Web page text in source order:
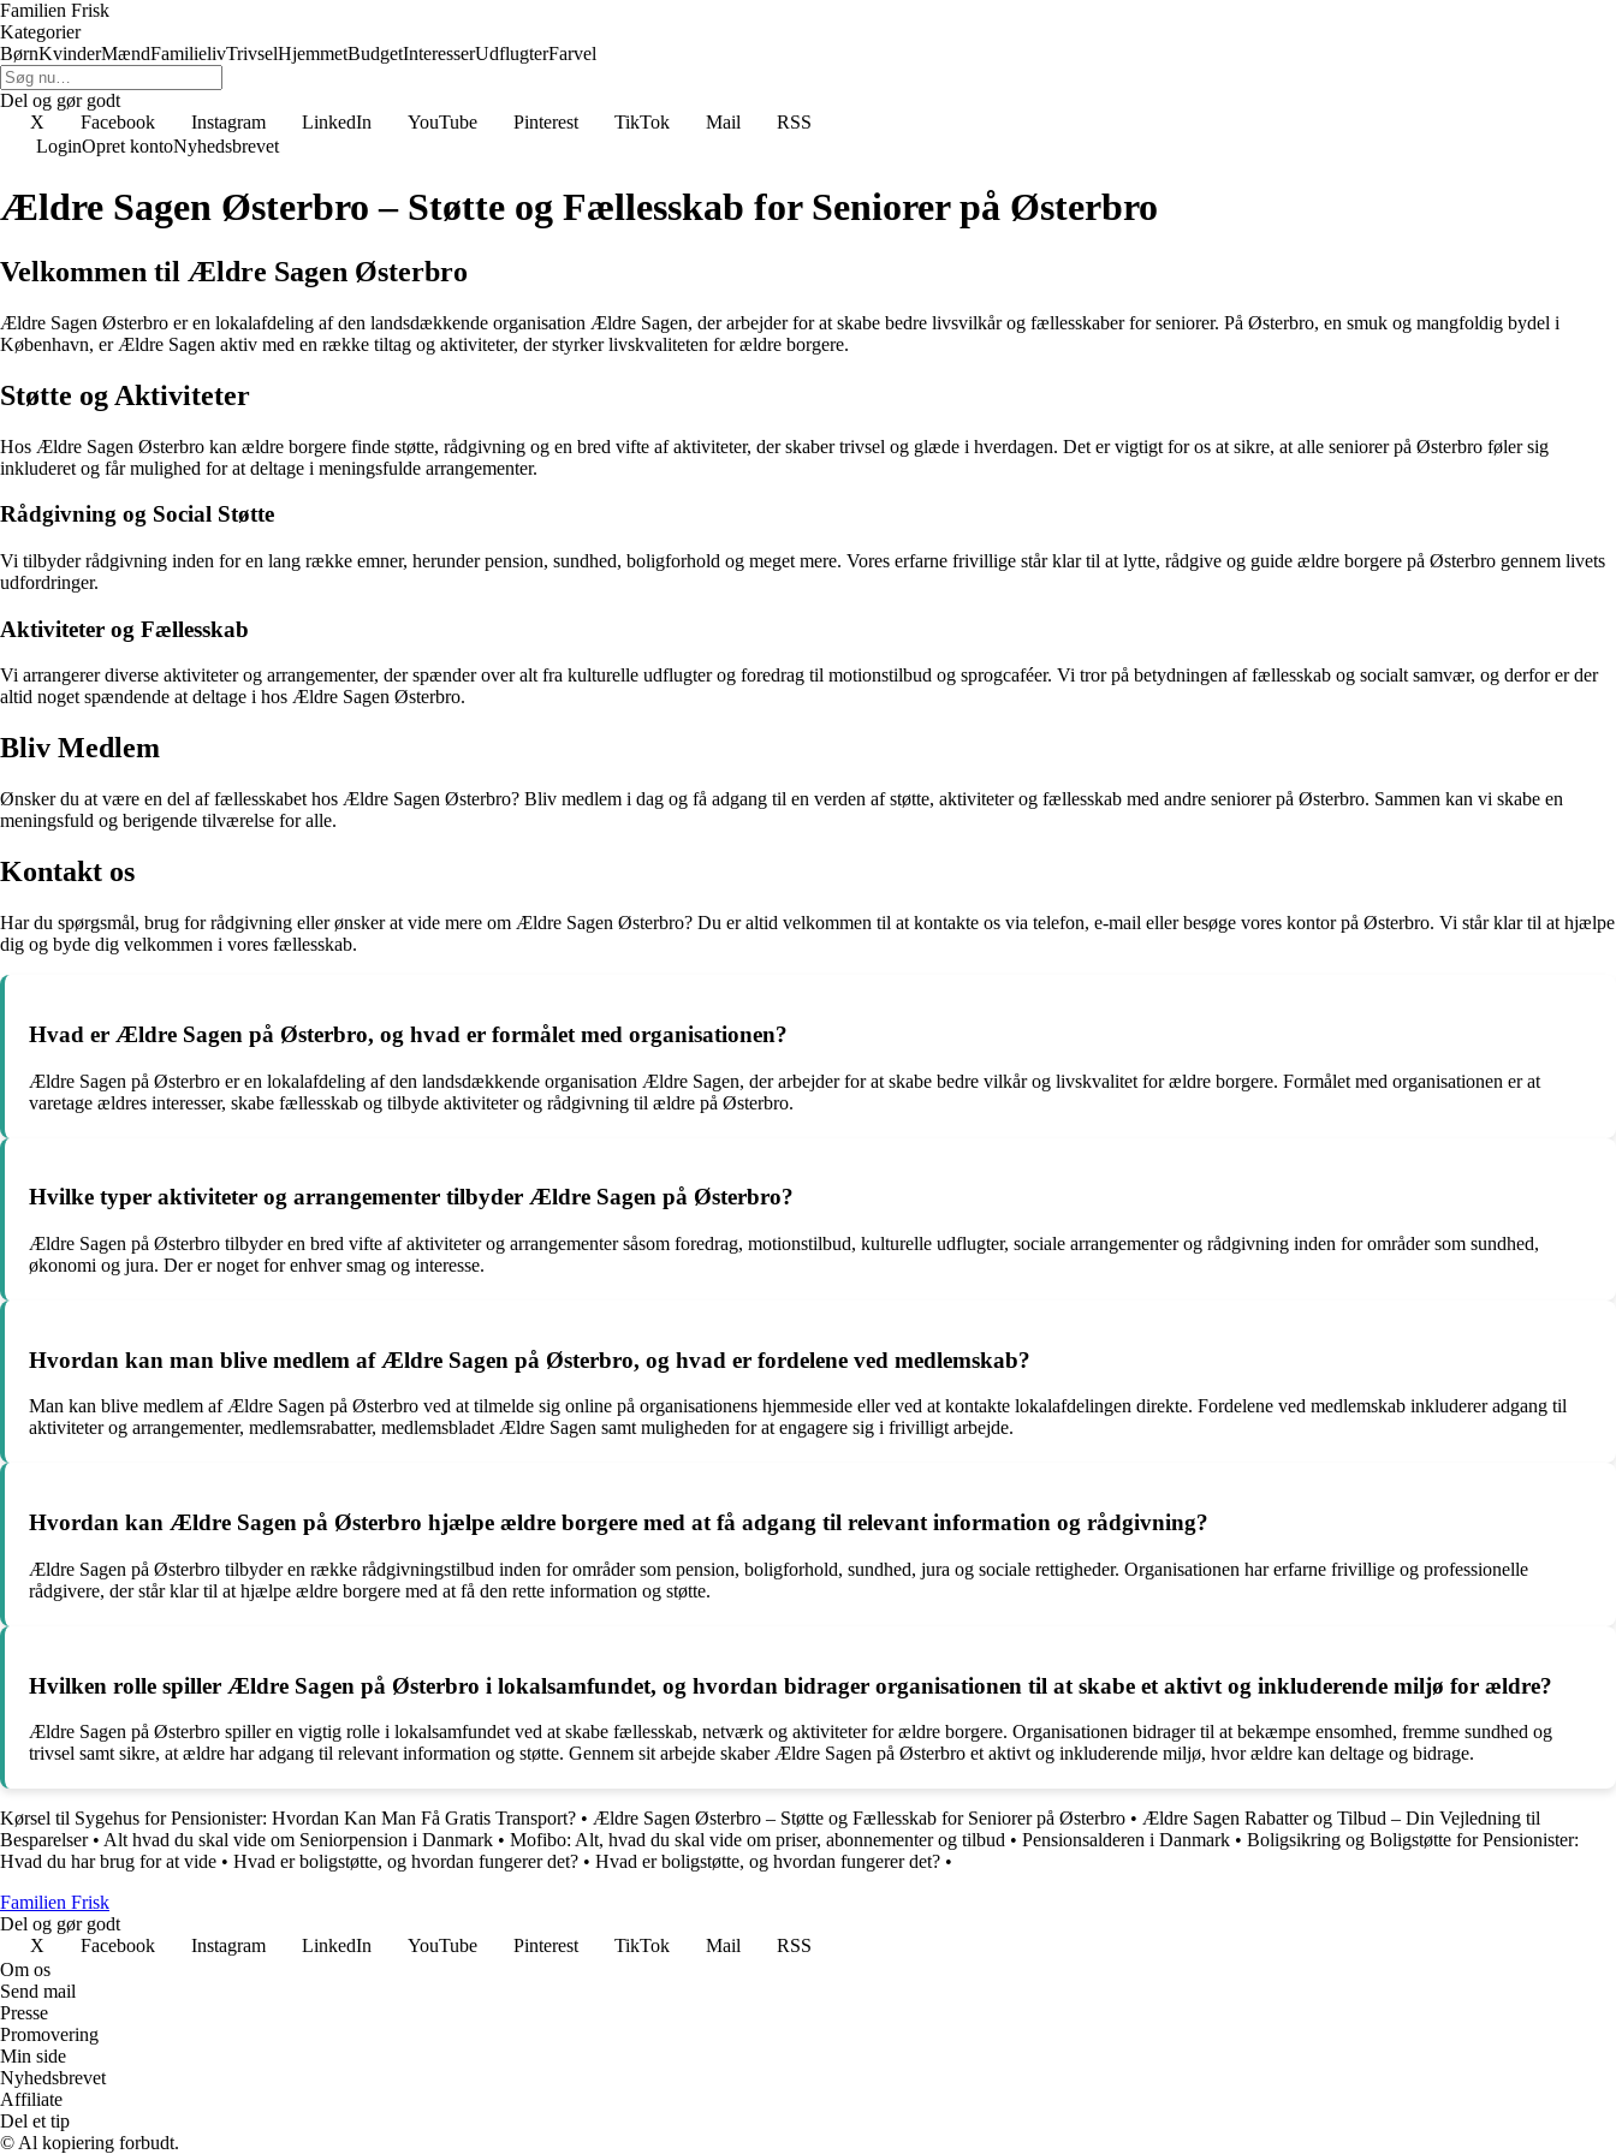
Familien Frisk
Kategorier
BørnKvinderMændFamilielivTrivselHjemmetBudgetInteresserUdflugterFarvel
Del og gør godt
X
Facebook Instagram LinkedIn YouTube Pinterest TikTok Mail
RSS
LoginOpret kontoNyhedsbrevet
Ældre Sagen Østerbro – Støtte og Fællesskab for Seniorer på Østerbro
Velkommen til Ældre Sagen Østerbro
Ældre Sagen Østerbro er en lokalafdeling af den landsdækkende organisation Ældre Sagen, der arbejder for at skabe bedre livsvilkår og fællesskaber for seniorer. På Østerbro, en smuk og mangfoldig bydel i
København, er Ældre Sagen aktiv med en række tiltag og aktiviteter, der styrker livskvaliteten for ældre borgere.
Støtte og Aktiviteter
Hos Ældre Sagen Østerbro kan ældre borgere finde støtte, rådgivning og en bred vifte af aktiviteter, der skaber trivsel og glæde i hverdagen. Det er vigtigt for os at sikre, at alle seniorer på Østerbro føler sig
inkluderet og får mulighed for at deltage i meningsfulde arrangementer.
Rådgivning og Social Støtte
Vi tilbyder rådgivning inden for en lang række emner, herunder pension, sundhed, boligforhold og meget mere. Vores erfarne frivillige står klar til at lytte, rådgive og guide ældre borgere på Østerbro gennem livets
udfordringer.
Aktiviteter og Fællesskab
Vi arrangerer diverse aktiviteter og arrangementer, der spænder over alt fra kulturelle udflugter og foredrag til motionstilbud og sprogcaféer. Vi tror på betydningen af fællesskab og socialt samvær, og derfor er der
altid noget spændende at deltage i hos Ældre Sagen Østerbro.
Bliv Medlem
Ønsker du at være en del af fællesskabet hos Ældre Sagen Østerbro? Bliv medlem i dag og få adgang til en verden af støtte, aktiviteter og fællesskab med andre seniorer på Østerbro. Sammen kan vi skabe en
meningsfuld og berigende tilværelse for alle.
Kontakt os
Har du spørgsmål, brug for rådgivning eller ønsker at vide mere om Ældre Sagen Østerbro? Du er altid velkommen til at kontakte os via telefon, e-mail eller besøge vores kontor på Østerbro. Vi står klar til at hjælpe
dig og byde dig velkommen i vores fællesskab.
Hvad er Ældre Sagen på Østerbro, og hvad er formålet med organisationen?
Ældre Sagen på Østerbro er en lokalafdeling af den landsdækkende organisation Ældre Sagen, der arbejder for at skabe bedre vilkår og livskvalitet for ældre borgere. Formålet med organisationen er at
varetage ældres interesser, skabe fællesskab og tilbyde aktiviteter og rådgivning til ældre på Østerbro.
Hvilke typer aktiviteter og arrangementer tilbyder Ældre Sagen på Østerbro?
Ældre Sagen på Østerbro tilbyder en bred vifte af aktiviteter og arrangementer såsom foredrag, motionstilbud, kulturelle udflugter, sociale arrangementer og rådgivning inden for områder som sundhed,
økonomi og jura. Der er noget for enhver smag og interesse.
Hvordan kan man blive medlem af Ældre Sagen på Østerbro, og hvad er fordelene ved medlemskab?
Man kan blive medlem af Ældre Sagen på Østerbro ved at tilmelde sig online på organisationens hjemmeside eller ved at kontakte lokalafdelingen direkte. Fordelene ved medlemskab inkluderer adgang til
aktiviteter og arrangementer, medlemsrabatter, medlemsbladet Ældre Sagen samt muligheden for at engagere sig i frivilligt arbejde.
Hvordan kan Ældre Sagen på Østerbro hjælpe ældre borgere med at få adgang til relevant information og rådgivning?
Ældre Sagen på Østerbro tilbyder en række rådgivningstilbud inden for områder som pension, boligforhold, sundhed, jura og sociale rettigheder. Organisationen har erfarne frivillige og professionelle
rådgivere, der står klar til at hjælpe ældre borgere med at få den rette information og støtte.
Hvilken rolle spiller Ældre Sagen på Østerbro i lokalsamfundet, og hvordan bidrager organisationen til at skabe et aktivt og inkluderende miljø for ældre?
Ældre Sagen på Østerbro spiller en vigtig rolle i lokalsamfundet ved at skabe fællesskab, netværk og aktiviteter for ældre borgere. Organisationen bidrager til at bekæmpe ensomhed, fremme sundhed og
trivsel samt sikre, at ældre har adgang til relevant information og støtte. Gennem sit arbejde skaber Ældre Sagen på Østerbro et aktivt og inkluderende miljø, hvor ældre kan deltage og bidrage.
Kørsel til Sygehus for Pensionister: Hvordan Kan Man Få Gratis Transport? • Ældre Sagen Østerbro – Støtte og Fællesskab for Seniorer på Østerbro • Ældre Sagen Rabatter og Tilbud – Din Vejledning til
Besparelser• Alt hvad du skal vide om Seniorpension i Danmark • Mofibo: Alt, hvad du skal vide om priser, abonnementer og tilbud • Pensionsalderen i Danmark • Boligsikring og Boligstøtte for Pensionister:
Hvad du har brug for at vide • Hvad er boligstøtte, og hvordan fungerer det? • Hvad er boligstøtte, og hvordan fungerer det? •
Familien Frisk
Del og gør godt
X
Facebook Instagram LinkedIn YouTube Pinterest TikTok Mail
RSS
Om os
Send mail
Presse
Promovering
Min side
Nyhedsbrevet
Affiliate
Del et tip
© Al kopiering forbudt.